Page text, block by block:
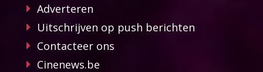
Adverteren
Uitschrijven op push berichten
Contacteer ons
Cinenews.be